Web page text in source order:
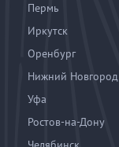
Пермь
Иркутск
Оренбург
Нижний Новгород
Уфа
Ростов-на-Дону